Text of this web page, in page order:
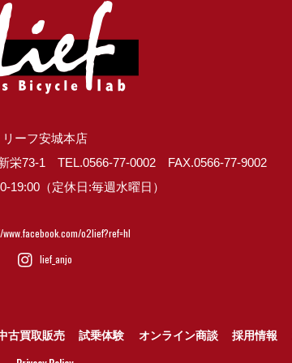
リーフ安城本店
栄73-1 TEL.0566-77-0002 FAX.0566-77-9002
19:00（定休日:毎週水曜日）
o2lief?ref=hl
lief_anjo
古買取販売 試乗体験 オンライン商談 採用情報